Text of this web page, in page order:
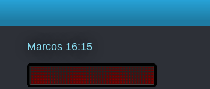
Marcos 16:15